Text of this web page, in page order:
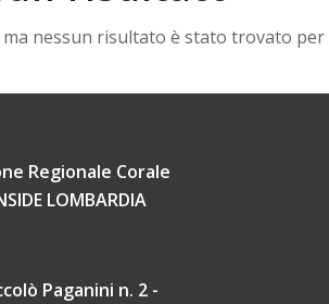
ma nessun risultato è stato trovato
Regionale Corale
LOMBARDIA
Paganini n. 2 -